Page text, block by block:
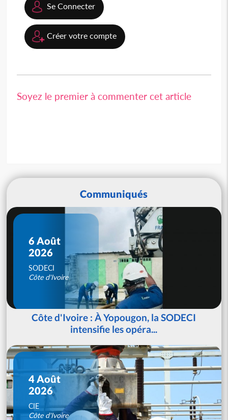
Se Connecter
Créer votre compte
Soyez le premier à commenter cet article
Communiqués
6 Août
2026
SODECI
Côte d'Ivoire
Côte d'Ivoire : À Yopougon, la SODECI
intensifie les opéra...
4 Août
2026
CIE
Côte d'Ivoire